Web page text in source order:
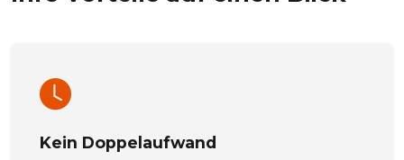
Kein Doppelaufwand